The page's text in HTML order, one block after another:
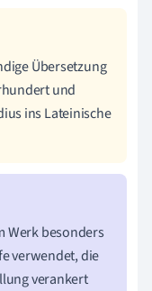
Übersetzung
und
ins Lateinische
Werk besonders
verwendet, die
verankert